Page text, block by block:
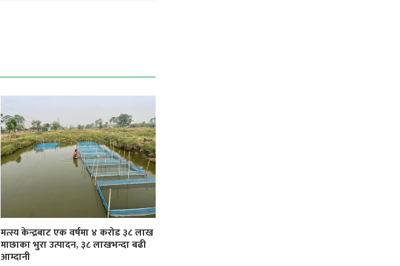
मत्स्य केन्द्रबाट एक वर्षमा ४ करोड ३८ लाख
माछाका भुरा उत्पादन, ३८ लाखभन्दा बढी
आम्दानी